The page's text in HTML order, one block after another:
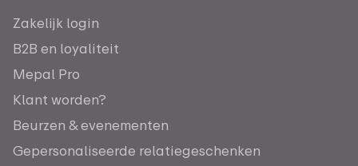
Zakelijk login
B2B en loyaliteit
Mepal Pro
Klant worden?
Beurzen & evenementen
Gepersonaliseerde relatiegeschenken